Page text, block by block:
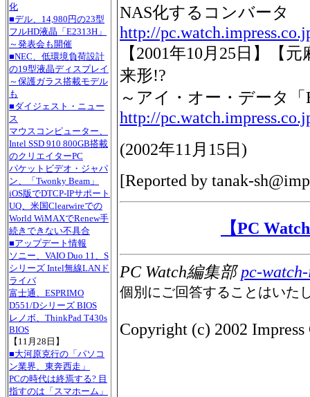
化
■デル、14,980円の23型
フルHD液晶「E2313H」
～発表会も開催
■NEC、低環境負荷設計
の19型液晶ディスプレイ
～保護ガラス搭載モデル
も
■ダイジェスト・ニュー
ス
マウスコンピューター、
Intel SSD 910 800GB搭載
のクリエイターPC
パケットビデオ・ジャパ
ン、「Twonky Beam」
iOS版でDTCP-IPサポート
UQ、米国Clearwireでの
World WiMAXでRenew手
続きできない不具合
■アップデート情報
ソニー、VAIO Duo 11、S
シリーズ Intel無線LANド
ライバ
富士通、ESPRIMO
D551/Dシリーズ BIOS
レノボ、ThinkPad T430s
BIOS
【11月28日】
■大河原克行の「パソコ
ン業界、東奔西走」
PCの時代は終焉する? 目
指すのは「スマホーム」
NAS化するコンバータ
http://
【2001年10月25日】【
来形!?
～アイ・オー・データ「
http://
(2002年11月15日 )
[Reported by tanak-
【PC
PC Watch編集部pc-
個別にご回答することはいた
Copyright (c) 2002